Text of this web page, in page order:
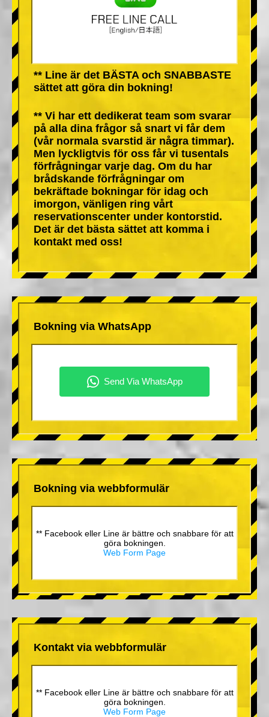
** Line är det BÄSTA och SNABBASTE
sättet att göra din bokning!
** Vi har ett dedikerat team som svarar
på alla dina frågor så snart vi får dem
(vår normala svarstid är några timmar).
Men lyckligtvis för oss får vi tusentals
förfrågningar varje dag. Om du har
brådskande förfrågningar om
bekräftade bokningar för idag och
imorgon, vänligen ring vårt
reservationscenter under kontorstid.
Det är det bästa sättet att komma i
kontakt med oss!
Bokning via WhatsApp
Bokning via webbformulär
** Facebook eller Line är bättre och snabbare för att
göra bokningen.
Web Form Page
Kontakt via webbformulär
** Facebook eller Line är bättre och snabbare för att
göra bokningen.
Web Form Page